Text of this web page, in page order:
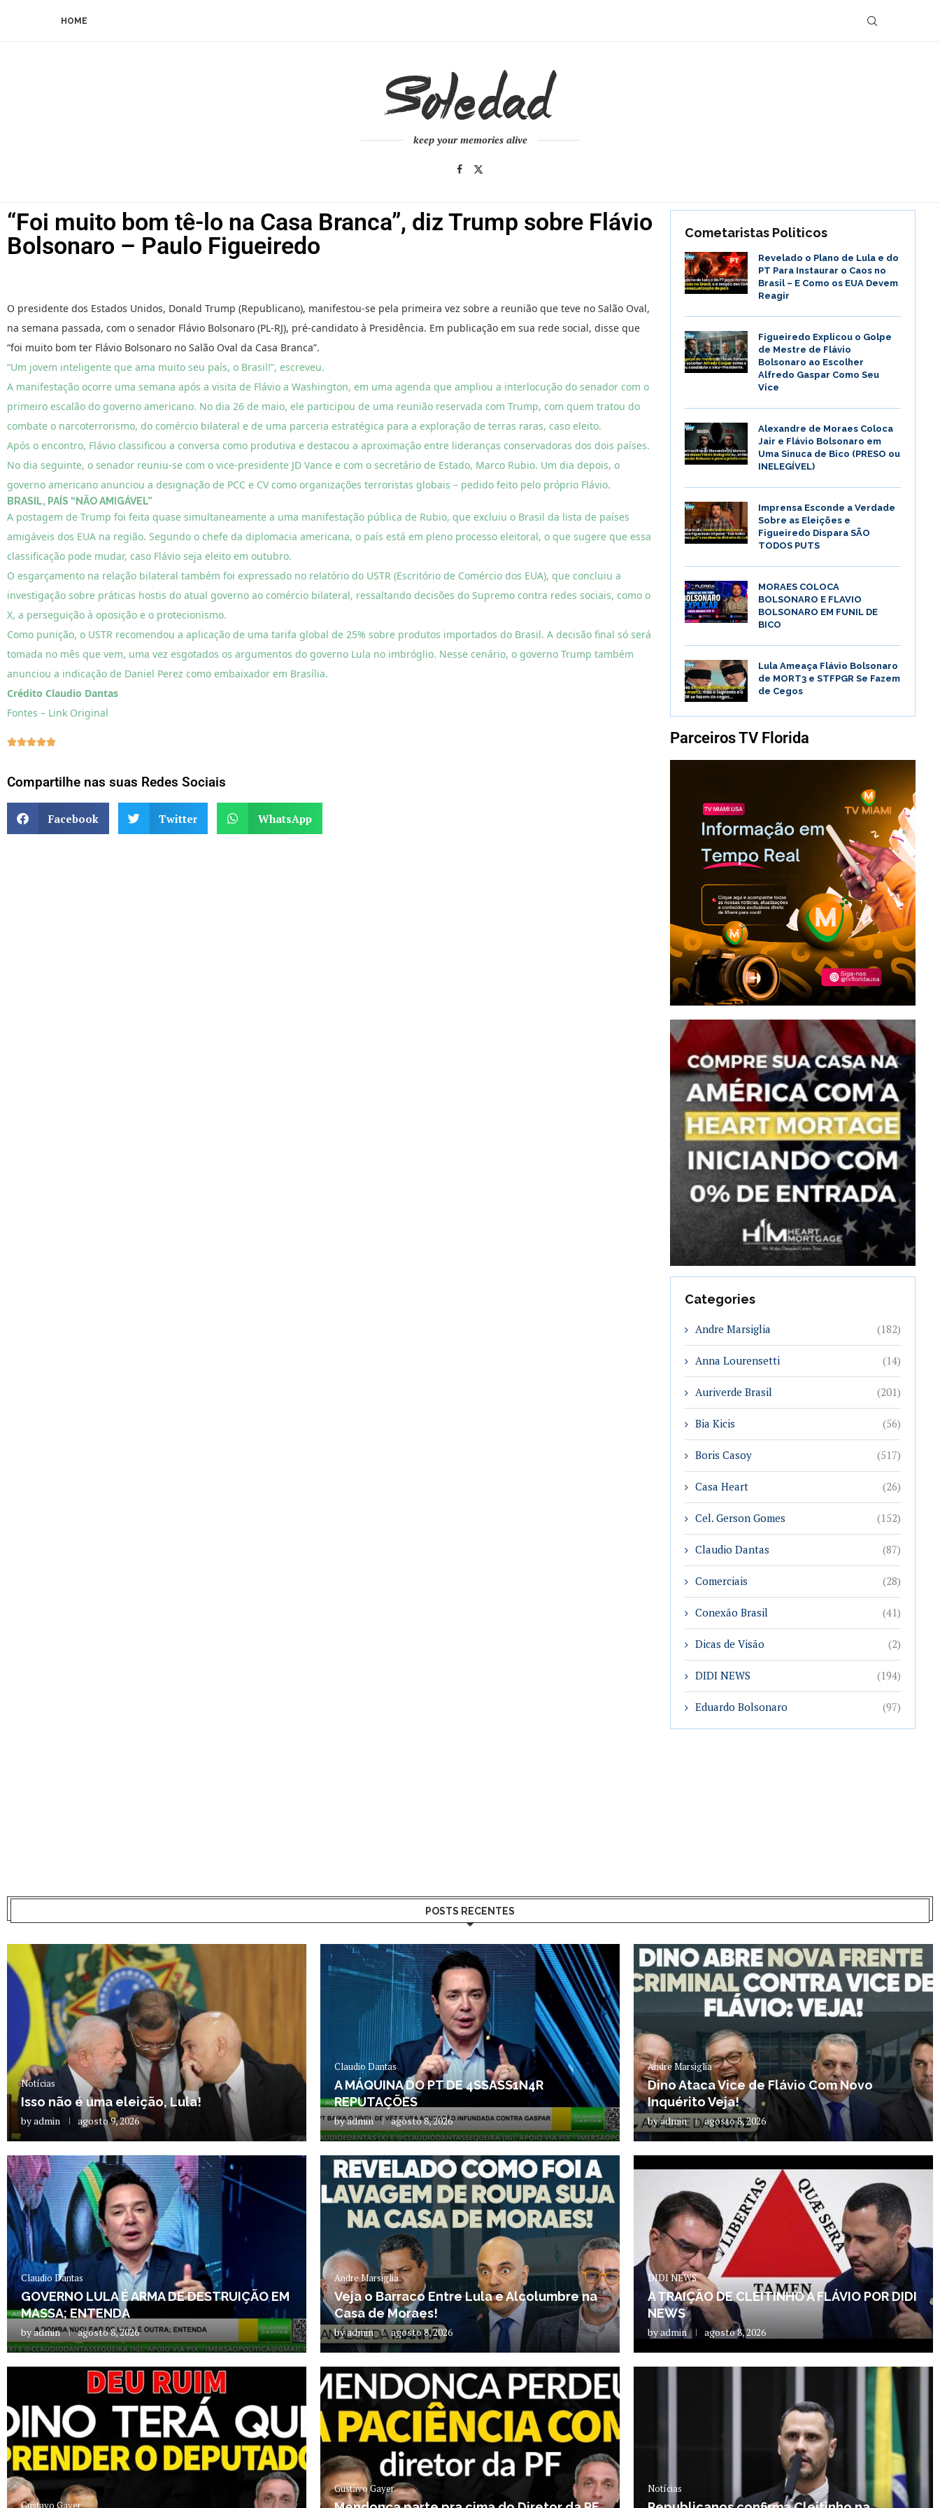
HOME
keep your memories alive
“Foi muito bom tê-lo na Casa Branca”, diz Trump sobre Flávio
Bolsonaro – Paulo Figueiredo
O presidente dos Estados Unidos, Donald Trump (Republicano), manifestou-se pela primeira vez sobre a reunião que teve no Salão Oval,
na semana passada, com o senador Flávio Bolsonaro (PL-RJ), pré-candidato à Presidência. Em publicação em sua rede social, disse que
“foi muito bom ter Flávio Bolsonaro no Salão Oval da Casa Branca”.
“Um jovem inteligente que ama muito seu país, o Brasil!”, escreveu.
A manifestação ocorre uma semana após a visita de Flávio a Washington, em uma agenda que ampliou a interlocução do senador com o
primeiro escalão do governo americano. No dia 26 de maio, ele participou de uma reunião reservada com Trump, com quem tratou do
combate o narcoterrorismo, do comércio bilateral e de uma parceria estratégica para a exploração de terras raras, caso eleito.
Após o encontro, Flávio classificou a conversa como produtiva e destacou a aproximação entre lideranças conservadoras dos dois países.
No dia seguinte, o senador reuniu-se com o vice-presidente JD Vance e com o secretário de Estado, Marco Rubio. Um dia depois, o
governo americano anunciou a designação de PCC e CV como organizações terroristas globais – pedido feito pelo próprio Flávio.
BRASIL, PAÍS “NÃO AMIGÁVEL”
A postagem de Trump foi feita quase simultaneamente a uma manifestação pública de Rubio, que excluiu o Brasil da lista de países
amigáveis dos EUA na região. Segundo o chefe da diplomacia americana, o país está em pleno processo eleitoral, o que sugere que essa
classificação pode mudar, caso Flávio seja eleito em outubro.
O esgarçamento na relação bilateral também foi expressado no relatório do USTR (Escritório de Comércio dos EUA), que concluiu a
investigação sobre práticas hostis do atual governo ao comércio bilateral, ressaltando decisões do Supremo contra redes sociais, como o
X, a perseguição à oposição e o protecionismo.
Como punição, o USTR recomendou a aplicação de uma tarifa global de 25% sobre produtos importados do Brasil. A decisão final só será
tomada no mês que vem, uma vez esgotados os argumentos do governo Lula no imbróglio. Nesse cenário, o governo Trump também
anunciou a indicação de Daniel Perez como embaixador em Brasília.
Crédito Claudio Dantas
Fontes – Link Original

Compartilhe nas suas Redes Sociais
Facebook Twitter WhatsApp
Cometaristas Politicos
Revelado o Plano de Lula e do
PT Para Instaurar o Caos no
Brasil – E Como os EUA Devem
Reagir
Figueiredo Explicou o Golpe
de Mestre de Flávio
Bolsonaro ao Escolher
Alfredo Gaspar Como Seu
Vice
Alexandre de Moraes Coloca
Jair e Flávio Bolsonaro em
Uma Sinuca de Bico (PRESO ou
INELEGÍVEL)
Imprensa Esconde a Verdade
Sobre as Eleições e
Figueiredo Dispara SÃO
TODOS PUTS
MORAES COLOCA
BOLSONARO E FLAVIO
BOLSONARO EM FUNIL DE
BICO
Lula Ameaça Flávio Bolsonaro
de MORT3 e STFPGR Se Fazem
de Cegos
Parceiros TV Florida
Categories
Andre Marsiglia (182)
Anna Lourensetti (14)
Auriverde Brasil (201)
Bia Kicis (56)
Boris Casoy (517)
Casa Heart (26)
Cel. Gerson Gomes (152)
Claudio Dantas (87)
Comerciais (28)
Conexão Brasil (41)
Dicas de Visão (2)
DIDI NEWS (194)
Eduardo Bolsonaro (97)
POSTS RECENTES
Notícias
Isso não é uma eleição, Lula!
byadmin agosto 9, 2026
Claudio Dantas
A MÁQUINA DO PT DE 4SSASS1N4R
REPUTAÇÕES
byadmin agosto 8, 2026
Andre Marsiglia
Dino Ataca Vice de Flávio Com Novo
Inquérito Veja!
byadmin agosto 8, 2026
Claudio Dantas
GOVERNO LULA É ARMA DE DESTRUIÇÃO EM
MASSA; ENTENDA
byadmin agosto 8, 2026
Andre Marsiglia
Veja o Barraco Entre Lula e Alcolumbre na
Casa de Moraes!
byadmin agosto 8, 2026
DIDI NEWS
A TRAIÇÃO DE CLEITINHO A FLÁVIO POR DIDI
NEWS
byadmin agosto 8, 2026
Gustavo Gayer Notícias